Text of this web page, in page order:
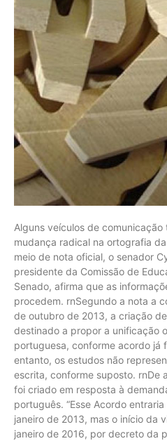
Alguns veículos de
mudança radical na ortografia
meio de nota oficial, o senador
presidente da Comissão de
Senado, afirma que as
procedem. rnSegundo a nota a
de outubro de 2013, a criação
destinado a propor a unificação
portuguesa, conforme acordo já
entanto, os estudos não
escrita, conforme suposto. rnDe
foi criado em resposta à
português. “Esse Acordo
janeiro de 2013, mas o início da
janeiro de 2016, por decreto da